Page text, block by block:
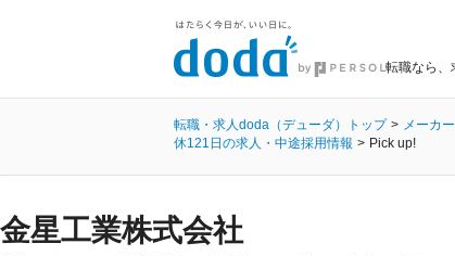
転職なら、
転職・求人doda（デューダ）トップ メーカ
休121日の求人・中途採用情報
Pick up!
金星工業株式会社